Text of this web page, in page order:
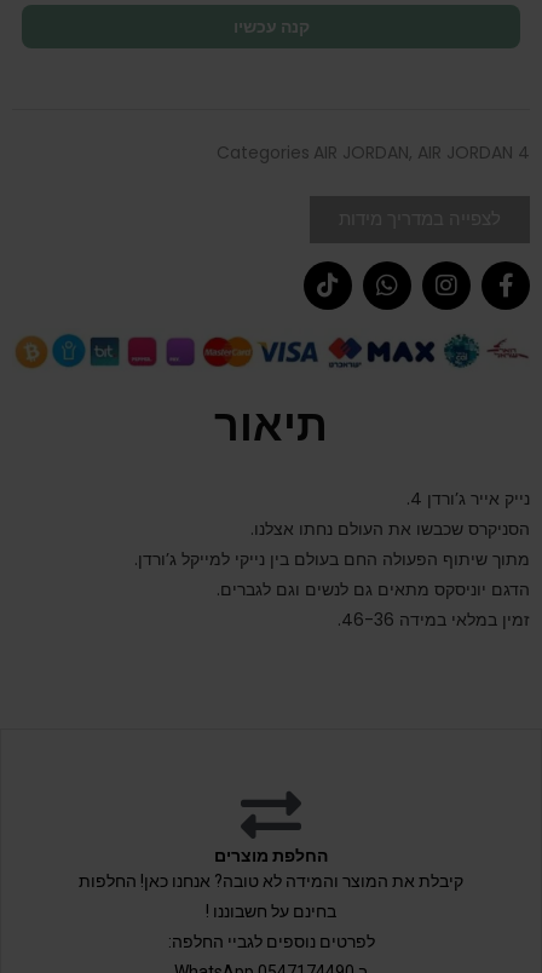
קנה עכשיו
Categories AIR JORDAN, AIR JORDAN 4
תיאור
נייק אייר ג’ורדן 4.
הסניקרס שכבשו את העולם נחתו אצלנו.
מתוך שיתוף הפעולה החם בעולם בין נייקי למייקל ג’ורדן.
הדגם יוניסקס מתאים גם לנשים וגם לגברים.
זמין במלאי במידה 46-36.
החלפת מוצרים
קיבלת את המוצר והמידה לא טובה? אנחנו כאן! החלפות
בחינם על חשבוננו !
לפרטים נוספים לגביי החלפה: